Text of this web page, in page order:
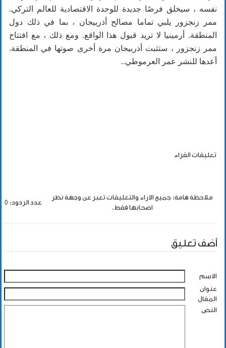
نفسه ، سيخلق فرصًا جديدة للوحدة الاقتصادية للعالم التركي.
ممر زنجزور يلبي تماما مصالح أذربيجان ، بما في ذلك دول
المنطقة. أرمينيا لا تريد قبول هذا الواقع. ومع ذلك ، مع افتتاح
ممر زنجزور ، ستثبت أذربيجان مرة أخرى صوتها في المنطقة.
أعدها للنشر عمر العرموطي..
تعليقات القراء
ملاحظة هامة: جميع الاراء والتعليقات تعبر عن وجهة نظر
اصحابها فقط.
عدد الردود: 0
أضف تعليق
الاسم
عنوان
المقال
النص